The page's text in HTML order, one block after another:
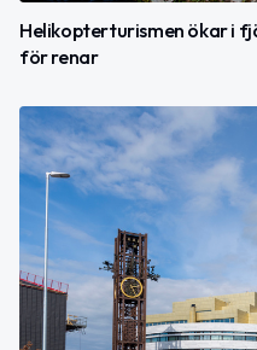
Helikopterturismen ökar i
för renar